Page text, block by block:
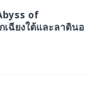
of
เฉียงใต้และลาตินอ